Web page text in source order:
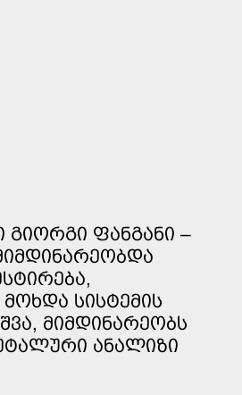
ᲒᲘᲝᲠᲒᲘ ᲤᲐᲜᲒᲐᲜᲘ –
ᲡᲘᲡᲢᲔᲛᲘᲡ
ᲛᲘᲛᲓᲘᲜᲐᲠᲔᲝᲑᲡ
ᲐᲜᲐᲚᲘᲖᲘ